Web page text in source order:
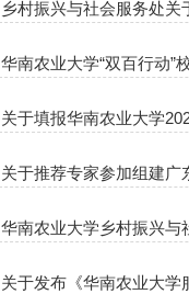
乡村振兴与社会服务处
华南农业大学“双百行动”
关于填报华南农业大学
关于推荐专家参加组建广
华南农业大学乡村振兴与
关于发布《华南农业大学